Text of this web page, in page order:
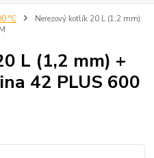
°C
Nerezový kotlík 20 L (1,2 mm)
L (1,2 mm) +
42 PLUS 600